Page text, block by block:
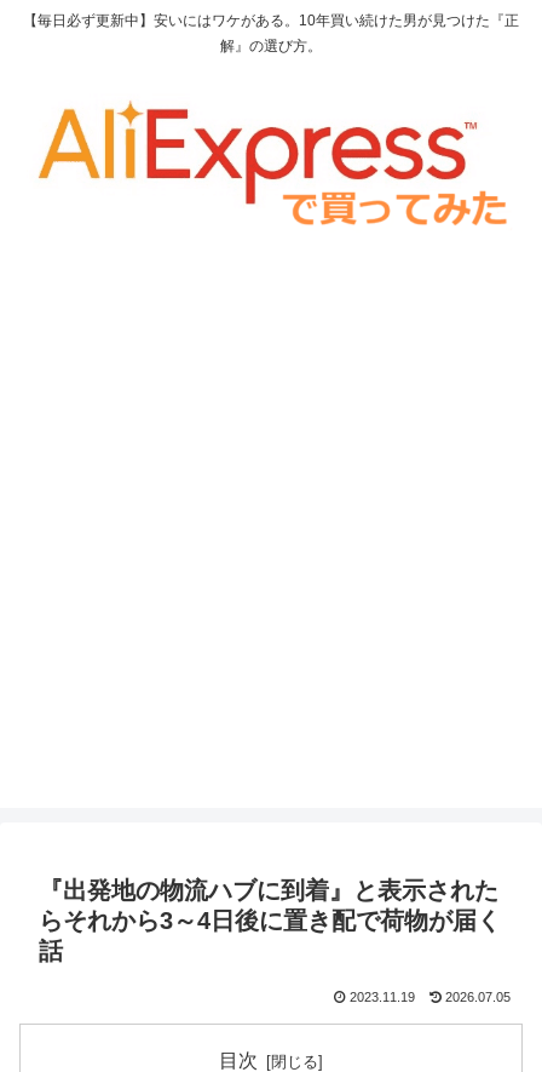
【毎日必ず更新中】安いにはワケがある。10年買い続けた男が見つけた『正
解』の選び方。
『出発地の物流ハブに到着』と表示された
らそれから3～4日後に置き配で荷物が届く
話
2023.11.19 2026.07.05
目次